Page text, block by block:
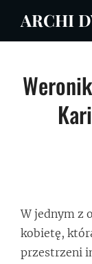
ARCHI
W jednym z
kobietę,
przestrzeni
wpisu